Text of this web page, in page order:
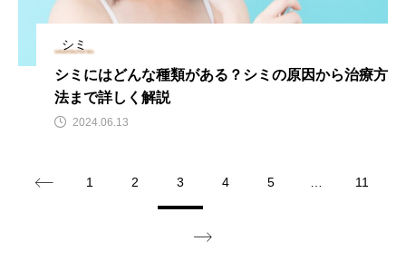
シミ
シミにはどんな種類がある？シミの原因から治療方
法まで詳しく解説
2024.06.13
1 2 3 4 5 11